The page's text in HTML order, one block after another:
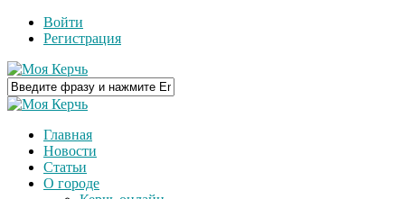
Войти
Регистрация
Главная
Новости
Статьи
О городе